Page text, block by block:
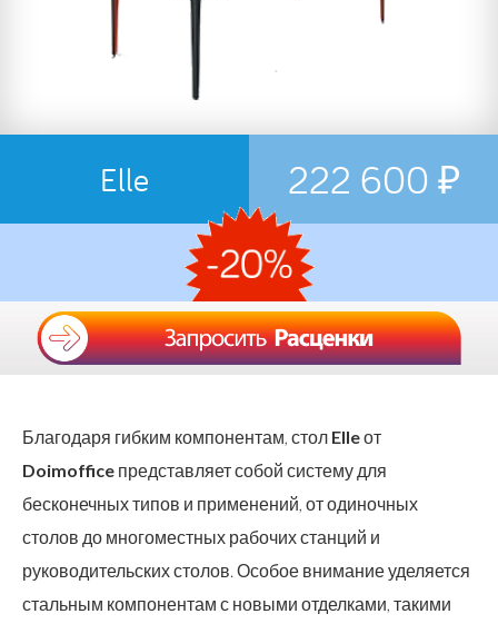
Elle 222 600 ₽
Благодаря гибким компонентам, стол Elleот
Doimoffice представляет собой систему для
бесконечных типов и применений, от одиночных
столов до многоместных рабочих станций и
руководительских столов. Особое внимание уделяется
стальным компонентам с новыми отделками, такими